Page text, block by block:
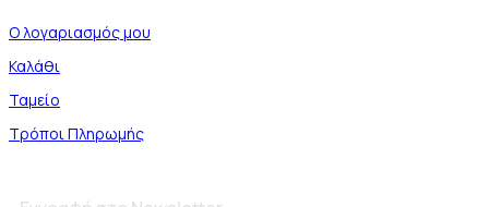
Ο λογαριασμός μου
Καλάθι
Ταμείο
Τρόποι Πληρωμής